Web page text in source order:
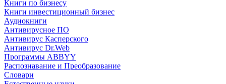
Книги по бизнесу
Книги инвестиционный бизнес
Аудиокниги
Антивирусное ПО
Антивирус Касперского
Антивирус Dr.Web
Программы ABBYY
Распознавание и Преобразование
Словари